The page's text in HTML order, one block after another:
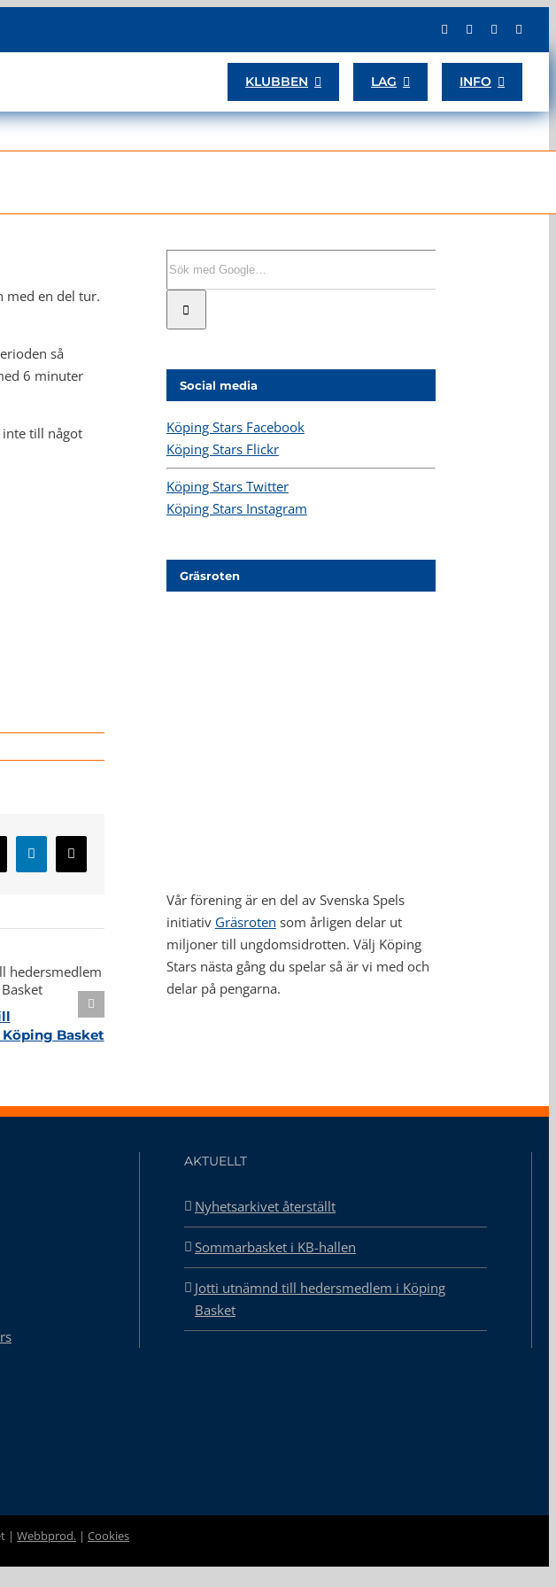
KLUBBEN LAG INFO
med en del tur.
så
6 minuter
inte till något
LinkedIn
E-
post
Basket
Social media
Köping Stars Facebook
Köping Stars Flickr
Köping Stars Twitter
Köping Stars Instagram
Gräsroten
Vår förening är en del av Svenska Spels
initiativ Gräsroten som årligen delar ut
miljoner till ungdomsidrotten. Välj Köping
Stars nästa gång du spelar så är vi med och
delar på pengarna.
AKTUELLT
Nyhetsarkivet återställt
Sommarbasket i KB-hallen
Jotti utnämnd till hedersmedlem i Köping
Basket
| Webbprod. | Cookies